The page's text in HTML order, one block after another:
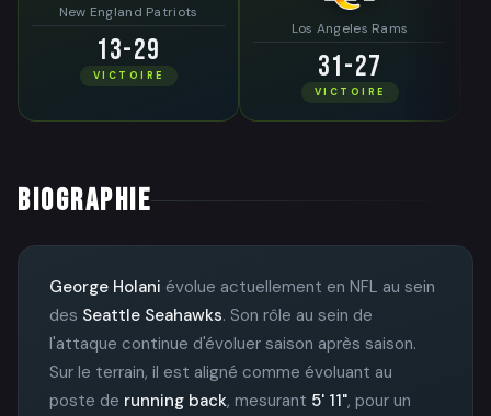
New England Patriots
13-29
VICTOIRE
Los Angeles Rams
31-27
VICTOIRE
BIOGRAPHIE
George Holani évolue actuellement en NFL au sein
des Seattle Seahawks. Son rôle au sein de
l'attaque continue d'évoluer saison après saison.
Sur le terrain, il est aligné comme évoluant au
poste de running back, mesurant 5' 11", pour un